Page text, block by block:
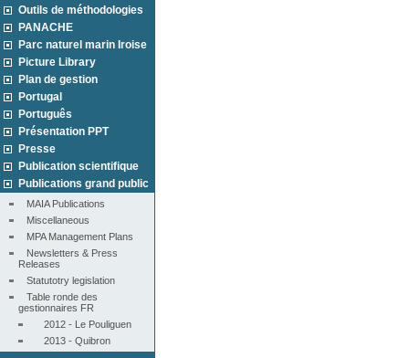
Outils de méthodologies
PANACHE
Parc naturel marin Iroise
Picture Library
Plan de gestion
Portugal
Português
Présentation PPT
Presse
Publication scientifique
Publications grand public
MAIA Publications
Miscellaneous
MPA Management Plans
Newsletters & Press
Releases
Statutotry legislation
Table ronde des
gestionnaires FR
2012 - Le Pouliguen
2013 - Quibron